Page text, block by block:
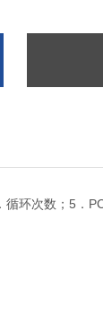
．循环次数； 5 ．